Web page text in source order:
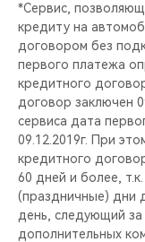
*Сервис,
кредиту на
договором без
первого платежа
кредитного
договор заключен
сервиса дата
09.12.2019г. При
кредитного
60 дней и более,
(праздничные) дни
день, следующий
дополнительных